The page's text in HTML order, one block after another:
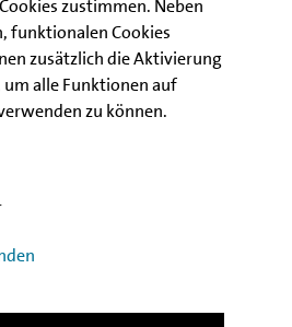
zustimmen. Neben
funktionalen Cookies
zusätzlich die Aktivierung
alle Funktionen auf
zu können.
ändern und finanzieren bzw.
und
in Berlin. 2019 konnten wir im
und Stadtentwicklung
in Höhe von 1.463,6 Mio. EUR